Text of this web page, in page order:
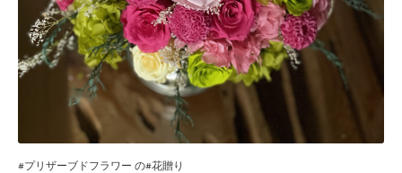
#プリザーブドフラワー の#花贈り